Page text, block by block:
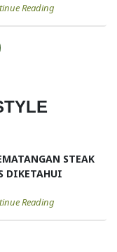
Reading
STEAK
DIKETAHUI
Reading